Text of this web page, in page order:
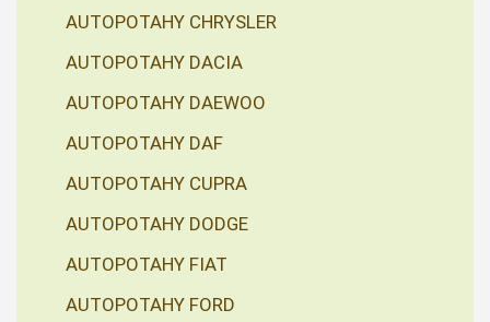
AUTOPOTAHY CHRYSLER
AUTOPOTAHY DACIA
AUTOPOTAHY DAEWOO
AUTOPOTAHY DAF
AUTOPOTAHY CUPRA
AUTOPOTAHY DODGE
AUTOPOTAHY FIAT
AUTOPOTAHY FORD